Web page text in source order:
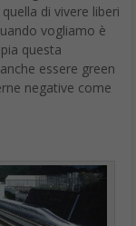
diversi livelli era
ilGoogle I/O, ma
nelle ultime
elettronica di
Maggio e che,
One, e consiste
della
.